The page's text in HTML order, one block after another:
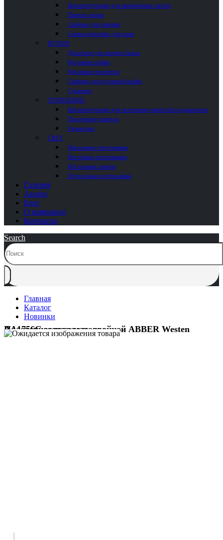
Комплектующие для инженерных систем
Панели смыва
Сифоны для раковин
Сливы-переливы для ванн
КУХНЯ
Дозаторы для жидкого мыла
Кухонные мойки
Кухонные смесители
Сифоны для кухонной мойки
Сушилки
ОТОПЛЕНИЕ
Комплектующие для полотенцесушителей и радиаторов
Полотенцесушители
Радиаторы
СВЕТ
Напольные светильники
Настенные светильники
Настольные лампы
Потолочные светильники
Галерея
Акции
Блог
О компании
Контакты
Search
Главная
Каталог
Новинки
Полотенцедержатель двойной ABBER Westen AA1756G золото матовое